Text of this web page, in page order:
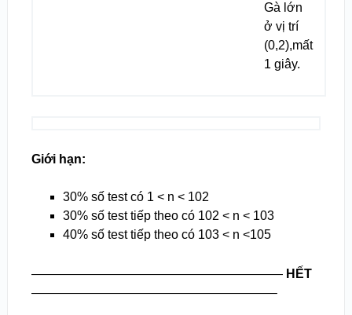
Gà lớn
ở vị trí
(0,2),mất
1 giây.
Giới hạn:
30% số test có 1 < n < 102
30% số test tiếp theo có 102< n < 103
40% số test tiếp theo có 103< n <105
———————————————————— HẾT
———————————————————–